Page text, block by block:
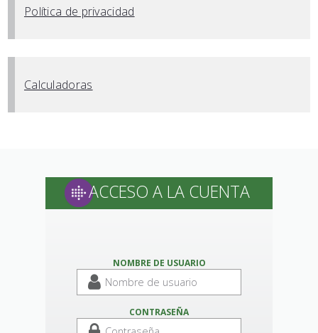
Política de privacidad
Calculadoras
ACCESO A LA CUENTA
NOMBRE DE USUARIO
CONTRASEÑA